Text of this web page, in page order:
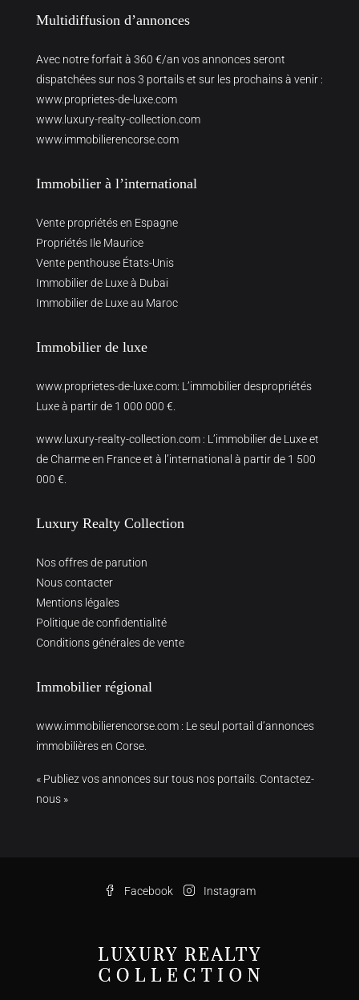
Multidiffusion d’annonces
Avec notre forfait à 360 €/an vos annonces seront
dispatchées sur nos 3 portails et sur les prochains à venir :
www.proprietes-de-luxe.com
www.luxury-realty-collection.com
www.immobilierencorse.com
Immobilier à l’international
Vente propriétés en Espagne
Propriétés Ile Maurice
Vente penthouse États-Unis
Immobilier de Luxe à Dubai
Immobilier de Luxe au Maroc
Immobilier de luxe
www.proprietes-de-luxe.com: L’immobilier despropriétés
Luxe à partir de 1 000 000 €.
www.luxury-realty-collection.com : L’immobilier de Luxe et
de Charme en France et à l’international à partir de 1 500
000 €.
Luxury Realty Collection
Nos offres de parution
Nous contacter
Mentions légales
Politique de confidentialité
Conditions générales de vente
Immobilier régional
www.immobilierencorse.com : Le seul portail d’annonces
immobilières en Corse.
« Publiez vos annonces sur tous nos portails. Contactez-
nous »
Facebook Instagram